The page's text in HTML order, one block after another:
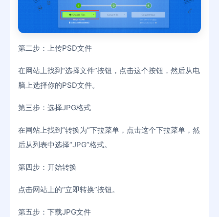
第二步：上传PSD文件
在网站上找到“选择文件”按钮，点击这个按钮，然后从电
脑上选择你的PSD文件。
第三步：选择JPG格式
在网站上找到“转换为”下拉菜单，点击这个下拉菜单，然
后从列表中选择“JPG”格式。
第四步：开始转换
点击网站上的“立即转换”按钮。
第五步：下载JPG文件